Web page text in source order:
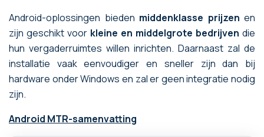
Android-oplossingen bieden middenklasse prijzen en
zijn geschikt voor kleine en middelgrote bedrijven die
hun vergaderruimtes willen inrichten. Daarnaast zal de
installatie vaak eenvoudiger en sneller zijn dan bij
hardware onder Windows en zal er geen integratie nodig
zijn.
Android MTR-samenvatting